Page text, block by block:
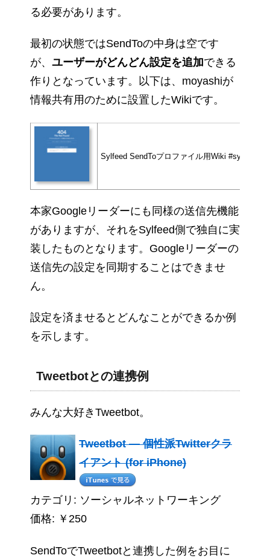
る必要があります。
最初の状態ではSendToの中身は空です
が、 ユーザーがどんどん設定を追加できる
作りとなっています。以下は、moyashiが
情報共有用のために設置したWikiです。
Sylfeed SendToプロファイル用Wiki
本家Googleリーダーにも同様の送信先機能
がありますが、それをSylfeed側で独自に実
装したものとなります。Googleリーダーの
送信先の設定を同期することはできませ
ん。
設定を済ませるとどんなことができるか例
を示します。
Tweetbotとの連携例
みんな大好きTweetbot。
Tweetbot ― 個性派Twitterクラ
イアント (for iPhone)
カテゴリ: ソーシャルネットワーキング
価格: ￥250
SendToでTweetbotと連携した例をお目に